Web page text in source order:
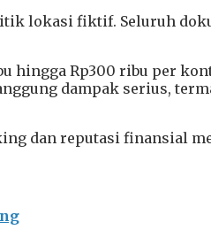
lokasi fiktif. Seluruh
hingga Rp300 ribu per
dampak serius,
dan reputasi finansial